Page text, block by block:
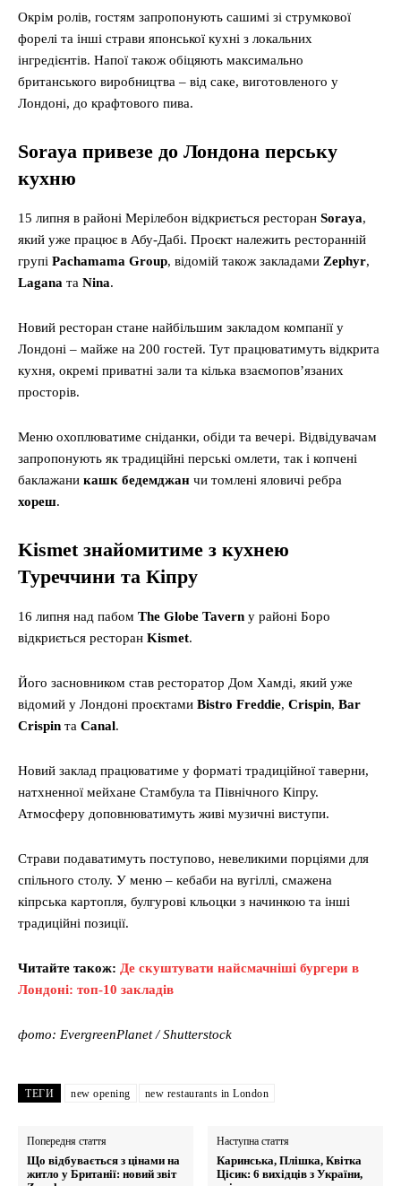
Окрім ролів, гостям запропонують сашимі зі струмкової
форелі та інші страви японської кухні з локальних
інгредієнтів. Напої також обіцяють максимально
британського виробництва – від саке, виготовленого у
Лондоні, до крафтового пива.
Soraya привезе до Лондона перську
кухню
15 липня в районі Мерілебон відкриється ресторан Soraya,
який уже працює в Абу-Дабі. Проєкт належить ресторанній
групі Pachamama Group, відомій також закладами Zephyr,
Lagana та Nina.
Новий ресторан стане найбільшим закладом компанії у
Лондоні – майже на 200 гостей. Тут працюватимуть відкрита
кухня, окремі приватні зали та кілька взаємопов’язаних
просторів.
Меню охоплюватиме сніданки, обіди та вечері. Відвідувачам
запропонують як традиційні перські омлети, так і копчені
баклажани кашк бедемджан чи томлені яловичі ребра
хореш.
Kismet знайомитиме з кухнею
Туреччини та Кіпру
16 липня над пабом The Globe Tavern у районі Боро
відкриється ресторан Kismet.
Його засновником став ресторатор Дом Хамді, який уже
відомий у Лондоні проєктами Bistro Freddie, Crispin, Bar
Crispin та Canal.
Новий заклад працюватиме у форматі традиційної таверни,
натхненної мейхане Стамбула та Північного Кіпру.
Атмосферу доповнюватимуть живі музичні виступи.
Страви подаватимуть поступово, невеликими порціями для
спільного столу. У меню – кебаби на вугіллі, смажена
кіпрська картопля, булгурові кльоцки з начинкою та інші
традиційні позиції.
Читайте також: Де скуштувати найсмачніші бургери в
Лондоні: топ-10 закладів
фото: EvergreenPlanet / Shutterstock
ТЕГИ new opening new restaurants in London
Попередня стаття
Що відбувається з цінами на
житло у Британії: новий звіт
Наступна стаття
Каринська, Плішка, Квітка
Цісик: 6 вихідців з України,